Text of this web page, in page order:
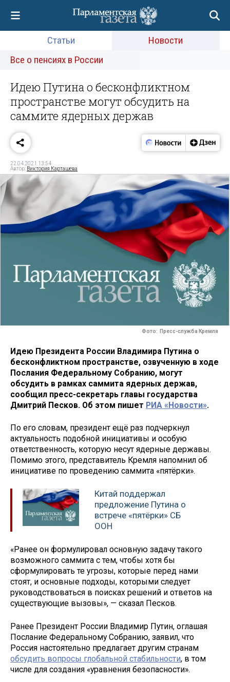
Статьи
Новости
Все о пенсиях в России
Идею Путина о бесконфликтном
пространстве могут обсудить на
саммите ядерных держав
22.04.2021 13:54
Автор: Виктория Карташева
Фото: Пресс-служба Кремля
Идею Президента России Владимира Путина о
бесконфликтном пространстве, озвученную в ходе
Послания Федеральному Собранию, могут
обсудить в рамках саммита ядерных держав,
сообщил пресс-секретарь главы государства
Дмитрий Песков. Об этом пишет РИА «Новости».
По его словам, президент ещё раз подчеркнул
актуальность подобной инициативы и особую
ответственность, которую несут ядерные державы.
Помимо этого, представитель Кремля напомнил об
инициативе по проведению саммита «пятёрки».
Китай поддержал
предложение Путина о
встрече «пятёрки» СБ
ООН
«Ранее он формулировал основную задачу такого
возможного саммита с тем, чтобы хотя бы
сформулировать те угрозы, которые перед нами
стоят, и основные подходы, которыми следует
руководствоваться в поисках решений и ответов на
существующие вызовы», — сказал Песков.
Ранее Президент России Владимир Путин, оглашая
Послание Федеральному Собранию, заявил, что
Россия настоятельно предлагает другим странам
обсудить вопросы глобальной стабильности, в том
числе для создания «уравнения безопасности».